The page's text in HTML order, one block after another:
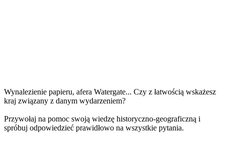
Wynalezienie papieru, afera Watergate... Czy z łatwością wskażesz
kraj związany z danym wydarzeniem?
Przywołaj na pomoc swoją wiedzę historyczno-geograficzną i
spróbuj odpowiedzieć prawidłowo na wszystkie pytania.